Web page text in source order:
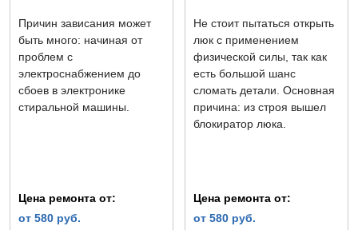
Причин зависания может
быть много: начиная от
проблем с
электроснабжением до
сбоев в электронике
стиральной машины.
Цена ремонта от:
от 580 руб.
Не стоит пытаться открыть
люк с применением
физической силы, так как
есть большой шанс
сломать детали. Основная
причина: из строя вышел
блокиратор люка.
Цена ремонта от:
от 580 руб.